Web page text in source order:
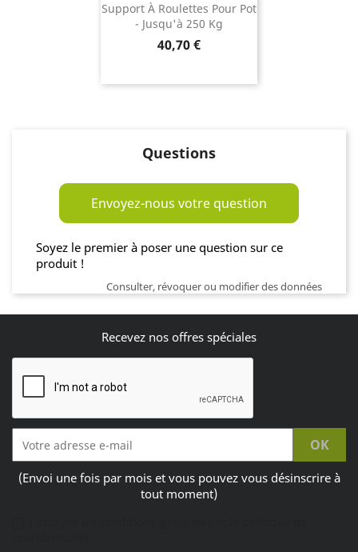
Support À Roulettes Pour Pot
- Jusqu'à 250 Kg
Prix
40,70 €
Questions
Envoyez-nous votre question
Soyez le premier à poser une question sur ce
produit !
Consulter, révoquer ou modifier des données
Recevez nos offres spéciales
(Envoi une fois par mois et vous pouvez vous désinscrire à
tout moment)